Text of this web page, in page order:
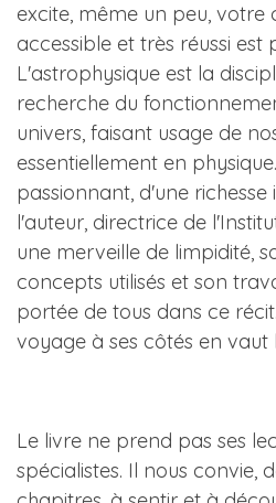
excite, même un peu, votre
accessible et très réussi est
L'astrophysique est la
recherche du
univers, faisant usage de
essentiellement en
passionnant, d'une
l'auteur, directrice de
une merveille de limpidité,
concepts utilisés et son
portée de tous dans ce
voyage à ses côtés en vaut
Le livre ne prend pas ses
spécialistes. Il nous convie,